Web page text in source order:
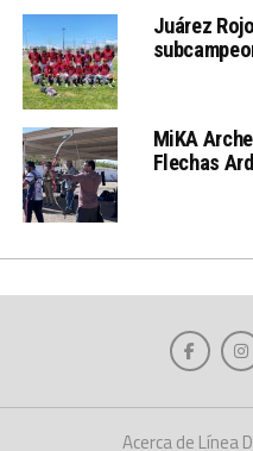
Juárez
MiKA
Flechas
Acerca de Línea